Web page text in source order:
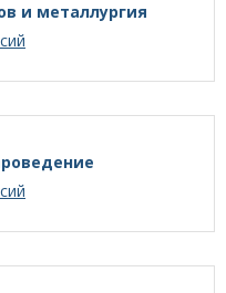
и металлургия